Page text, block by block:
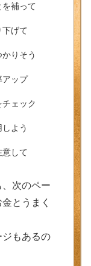
補って
げて
りそう
アップ
ェック
よう
意して
次のペー
とうまく
もあるの